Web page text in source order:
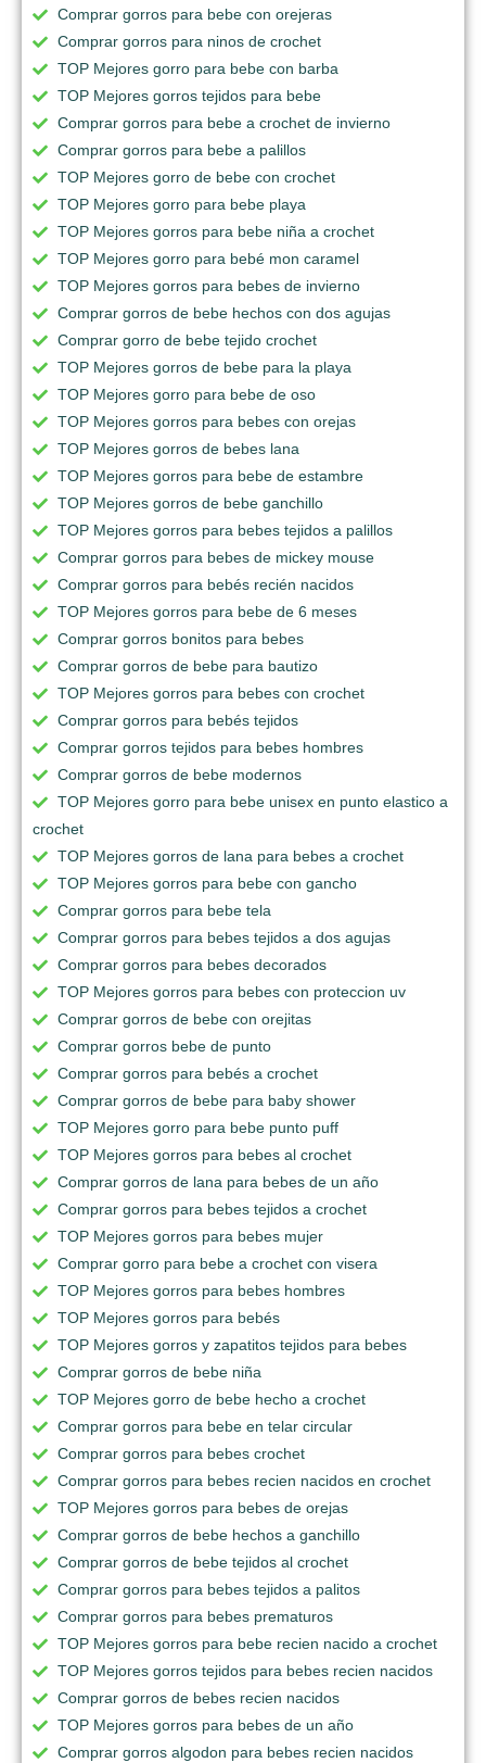
Comprar gorros para bebe con orejeras
Comprar gorros para ninos de crochet
TOP Mejores gorro para bebe con barba
TOP Mejores gorros tejidos para bebe
Comprar gorros para bebe a crochet de invierno
Comprar gorros para bebe a palillos
TOP Mejores gorro de bebe con crochet
TOP Mejores gorro para bebe playa
TOP Mejores gorros para bebe niña a crochet
TOP Mejores gorro para bebé mon caramel
TOP Mejores gorros para bebes de invierno
Comprar gorros de bebe hechos con dos agujas
Comprar gorro de bebe tejido crochet
TOP Mejores gorros de bebe para la playa
TOP Mejores gorro para bebe de oso
TOP Mejores gorros para bebes con orejas
TOP Mejores gorros de bebes lana
TOP Mejores gorros para bebe de estambre
TOP Mejores gorros de bebe ganchillo
TOP Mejores gorros para bebes tejidos a palillos
Comprar gorros para bebes de mickey mouse
Comprar gorros para bebés recién nacidos
TOP Mejores gorros para bebe de 6 meses
Comprar gorros bonitos para bebes
Comprar gorros de bebe para bautizo
TOP Mejores gorros para bebes con crochet
Comprar gorros para bebés tejidos
Comprar gorros tejidos para bebes hombres
Comprar gorros de bebe modernos
TOP Mejores gorro para bebe unisex en punto elastico a
crochet
TOP Mejores gorros de lana para bebes a crochet
TOP Mejores gorros para bebe con gancho
Comprar gorros para bebe tela
Comprar gorros para bebes tejidos a dos agujas
Comprar gorros para bebes decorados
TOP Mejores gorros para bebes con proteccion uv
Comprar gorros de bebe con orejitas
Comprar gorros bebe de punto
Comprar gorros para bebés a crochet
Comprar gorros de bebe para baby shower
TOP Mejores gorro para bebe punto puff
TOP Mejores gorros para bebes al crochet
Comprar gorros de lana para bebes de un año
Comprar gorros para bebes tejidos a crochet
TOP Mejores gorros para bebes mujer
Comprar gorro para bebe a crochet con visera
TOP Mejores gorros para bebes hombres
TOP Mejores gorros para bebés
TOP Mejores gorros y zapatitos tejidos para bebes
Comprar gorros de bebe niña
TOP Mejores gorro de bebe hecho a crochet
Comprar gorros para bebe en telar circular
Comprar gorros para bebes crochet
Comprar gorros para bebes recien nacidos en crochet
TOP Mejores gorros para bebes de orejas
Comprar gorros de bebe hechos a ganchillo
Comprar gorros de bebe tejidos al crochet
Comprar gorros para bebes tejidos a palitos
Comprar gorros para bebes prematuros
TOP Mejores gorros para bebe recien nacido a crochet
TOP Mejores gorros tejidos para bebes recien nacidos
Comprar gorros de bebes recien nacidos
TOP Mejores gorros para bebes de un año
Comprar gorros algodon para bebes recien nacidos